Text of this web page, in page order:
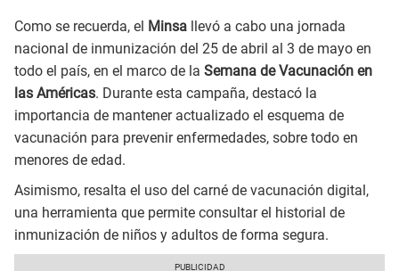
Como se recuerda, el Minsa llevó a cabo una jornada
nacional de inmunización del 25 de abril al 3 de mayo en
todo el país, en el marco de la Semana de Vacunación en
las Américas. Durante esta campaña, destacó la
importancia de mantener actualizado el esquema de
vacunación para prevenir enfermedades, sobre todo en
menores de edad.
Asimismo, resalta el uso del carné de vacunación digital,
una herramienta que permite consultar el historial de
inmunización de niños y adultos de forma segura.